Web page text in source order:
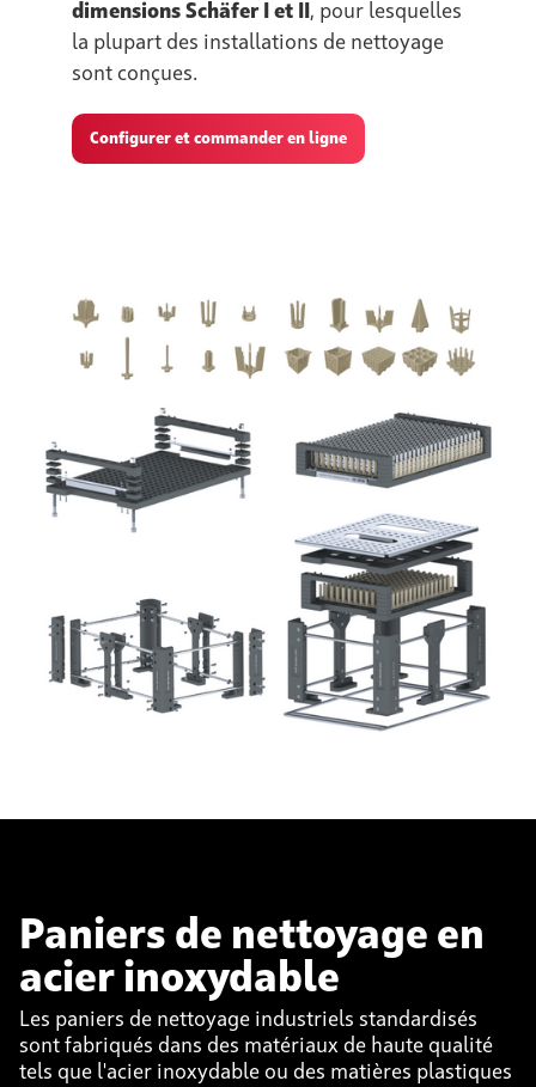
dimensions Schäfer I et II , pour lesquelles
la plupart des installations de nettoyage
sont conçues.
Configurer et commander en ligne
Paniers de nettoyage en
acier inoxydable
Les paniers de nettoyage industriels standardisés
sont fabriqués dans des matériaux de haute qualité
tels que l'acier inoxydable ou des matières plastiques